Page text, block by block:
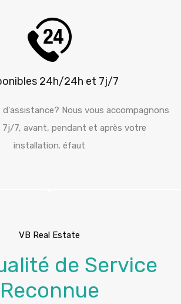
24h/24h et 7j/7
d'assistance? Nous vous accompagnons
7, avant, pendant et après votre
installation. éfaut
VB Real Estate
de Service
Reconnue